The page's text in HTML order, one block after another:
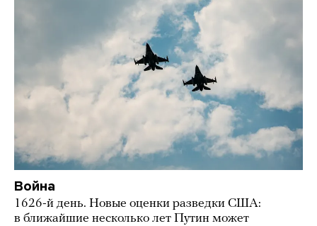
Война
1626-й день. Новые оценки разведки США:
в ближайшие несколько лет Путин может